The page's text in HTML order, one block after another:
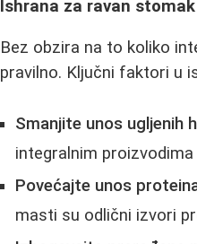
Ishrana za ravan stomak
Bez obzira na to koliko
pravilno. Ključni faktori u
Smanjite unos ugljenih
integralnim
Povećajte unos
masti su odlični izvori